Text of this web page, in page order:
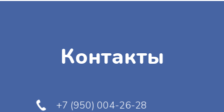
Отправить